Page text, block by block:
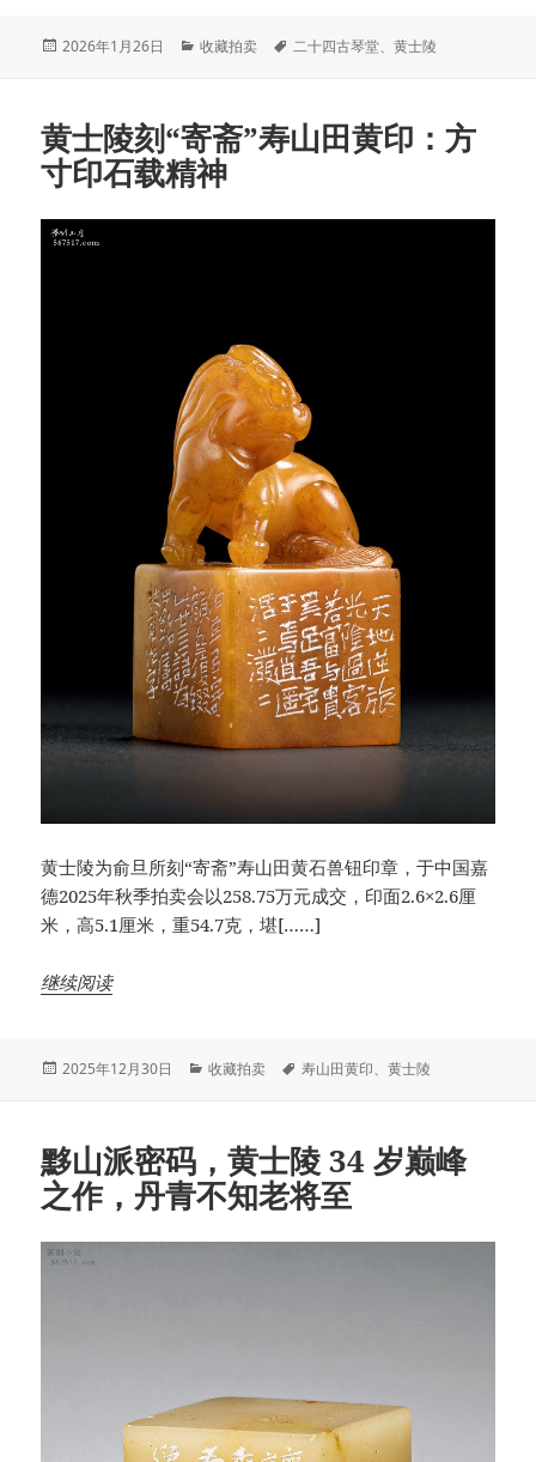
发
2026年1月26日
分
收藏拍卖
标
二十四古琴堂、黄士陵
黄士陵刻“寄斋”寿山田黄印：方
寸印石载精神
黄士陵为俞旦所刻“寄斋”寿山田黄石兽钮印章，于中国嘉
德2025年秋季拍卖会以258.75万元成交，印面2.6×2.6厘
米，高5.1厘米，重54.7克，堪[……]
继续阅读
发
2025年12月30日
分
收藏拍卖
标
寿山田黄印、黄士陵
黟山派密码，黄士陵 34 岁巅峰
之作，丹青不知老将至